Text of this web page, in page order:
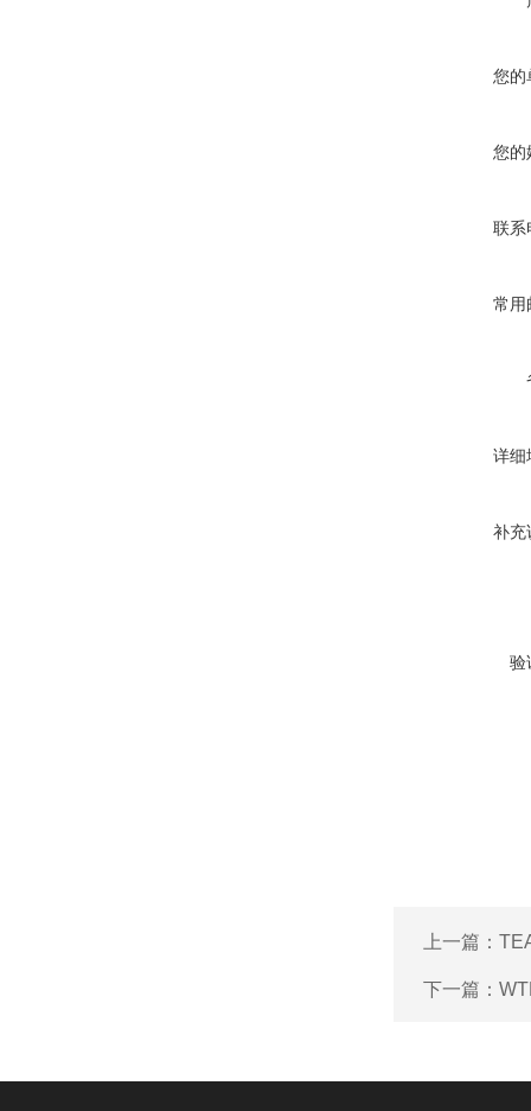
您的
您的
联系
常用
详细
补充
验
上一篇：
下一篇：